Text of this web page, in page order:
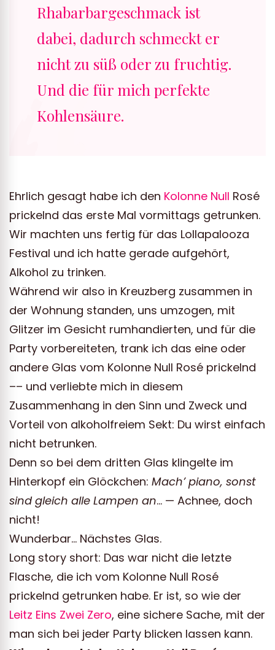
Rhabarbargeschmack ist
dabei, dadurch schmeckt er
nicht zu süß oder zu fruchtig.
Und die für mich perfekte
Kohlensäure.
Ehrlich gesagt habe ich den Kolonne Null Rosé
prickelnd das erste Mal vormittags getrunken.
Wir machten uns fertig für das Lollapalooza
Festival und ich hatte gerade aufgehört,
Alkohol zu trinken.
Während wir also in Kreuzberg zusammen in
der Wohnung standen, uns umzogen, mit
Glitzer im Gesicht rumhandierten, und für die
Party vorbereiteten, trank ich das eine oder
andere Glas vom Kolonne Null Rosé prickelnd
–– und verliebte mich in diesem
Zusammenhang in den Sinn und Zweck und
Vorteil von alkoholfreiem Sekt: Du wirst einfach
nicht betrunken.
Denn so bei dem dritten Glas klingelte im
Hinterkopf ein Glöckchen: Mach’ piano, sonst
sind gleich alle Lampen an… — Achnee, doch
nicht!
Wunderbar… Nächstes Glas.
Long story short: Das war nicht die letzte
Flasche, die ich vom Kolonne Null Rosé
prickelnd getrunken habe. Er ist, so wie der
Leitz Eins Zwei Zero, eine sichere Sache, mit der
man sich bei jeder Party blicken lassen kann.